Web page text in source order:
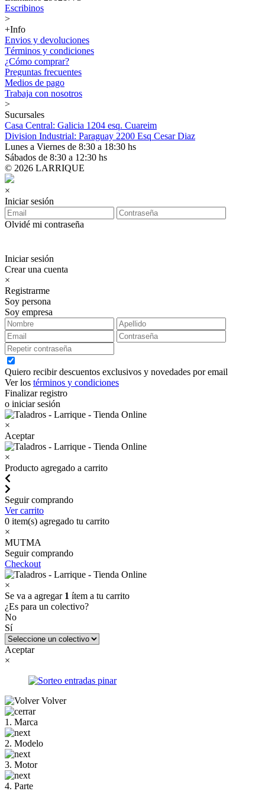
Escribinos
>
+Info
Envios y devoluciones
Términos y condiciones
¿Cómo comprar?
Preguntas frecuentes
Medios de pago
Trabaja con nosotros
>
Sucursales
Casa Central: Galicia 1204 esq. Cuareim
Division Industrial: Paraguay 2200 Esq Cesar Diaz
Lunes a Viernes de 8:30 a 18:30 hs
Sábados de 8:30 a 12:30 hs
© 2026 LARRIQUE
×
Iniciar sesión
Olvidé mi contraseña
Iniciar sesión
Crear una cuenta
×
Registrarme
Soy persona
Soy empresa
Quiero recibir descuentos exclusivos y novedades por email
Ver los términos y condiciones
Finalizar registro
o iniciar sesión
×
Aceptar
×
Producto agregado a carrito
Seguir comprando
Ver carrito
0 item(s) agregado tu carrito
×
MUTMA
Seguir comprando
Checkout
×
Se va a agregar 1 ítem a tu carrito
¿Es para un colectivo?
No
Sí
Aceptar
×
Volver
1. Marca
2. Modelo
3. Motor
4. Parte